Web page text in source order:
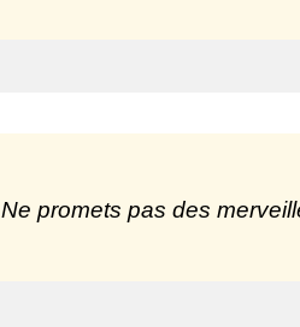
Ne promets pas des